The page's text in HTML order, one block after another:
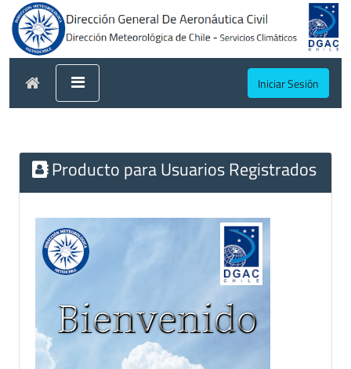
Iniciar Sesión
Producto para Usuarios Registrados